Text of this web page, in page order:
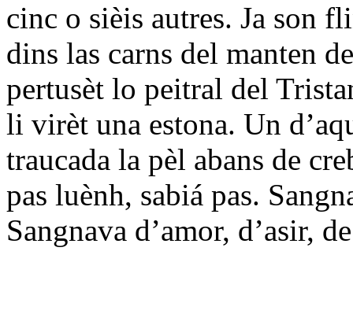
cinc o sièis autres. Ja son
dins las carns del manten
pertusèt lo peitral del
li virèt una estona. Un
traucada la pèl abans de
pas luènh, sabiá pas.
Sangnava d’amor, d’asir,